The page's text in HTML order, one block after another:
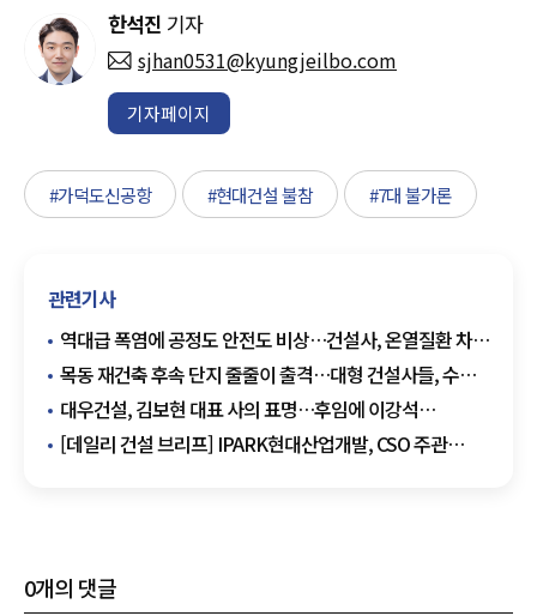
한석진 기자
sjhan0531@kyungjeilbo.com
기자페이지
#가덕도신공항 #현대건설 불참 #7대 불가론
관련기사
역대급 폭염에 공정도 안전도 비상…건설사, 온열질환 차단
총력
목동 재건축 후속 단지 줄줄이 출격…대형 건설사들, 수주
셈법 분주
대우건설, 김보현 대표 사의 표명…후임에 이강석
대외협력단장 추천
[데일리 건설 브리프] IPARK현대산업개발, CSO 주관
0개의 댓글